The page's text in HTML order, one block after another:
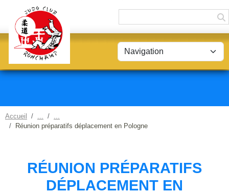
Accueil
Réunion préparatifs déplacement en Pologne
RÉUNION PRÉPARATIFS
DÉPLACEMENT EN
Panneau de gestion des cookies